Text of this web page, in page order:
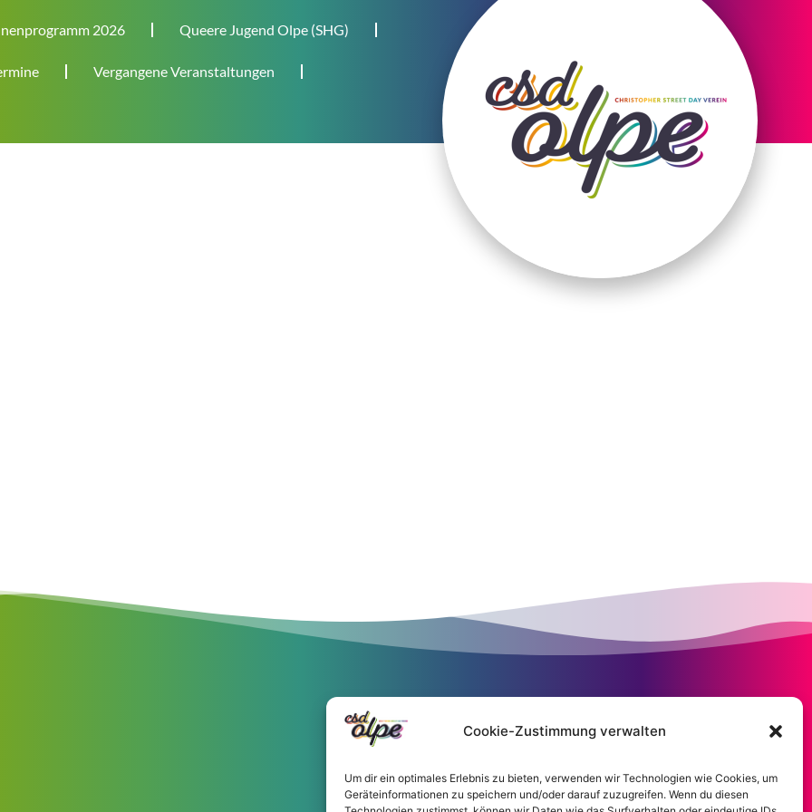
Cookie-Zustimmung verwalten
Um dir ein optimales Erlebnis zu bieten, verwenden wir Technologien wie Cookies, um
Geräteinformationen zu speichern und/oder darauf zuzugreifen. Wenn du diesen
2026 Queere Jugend Olpe (SHG)
Vergangene Veranstaltungen